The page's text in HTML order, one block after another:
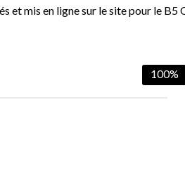
et mis en ligne sur le site pour le B5
100%